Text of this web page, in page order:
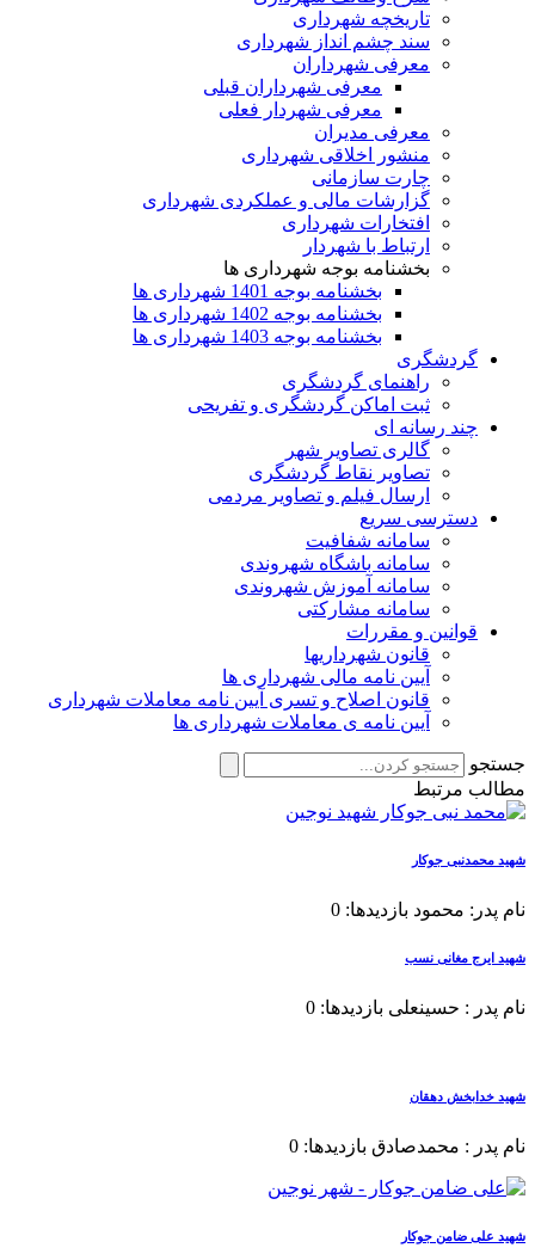
تاریخچه شهرداری
سند چشم انداز شهرداری
معرفی شهرداران
معرفی شهرداران قبلی
معرفی شهردار فعلی
معرفی مدیران
منشور اخلاقی شهرداری
چارت سازمانی
گزارشات مالی و عملکردی شهرداری
افتخارات شهرداری
ارتباط با شهردار
بخشنامه بوجه شهرداری ها
بخشنامه بوجه 1401 شهرداری ها
بخشنامه بوجه 1402 شهرداری ها
بخشنامه بوجه 1403 شهرداری ها
گردشگری
راهنمای گردشگری
ثبت اماکن گردشگری و تفریحی
چند رسانه ای
گالری تصاویر شهر
تصاویر نقاط گردشگری
ارسال فیلم و تصاویر مردمی
دسترسی سریع
سامانه شفافیت
سامانه باشگاه شهروندی
سامانه آموزش شهروندی
سامانه مشارکتی
قوانین و مقررات
قانون شهرداریها
آیین نامه مالی شهرداری ها
قانون اصلاح و تسری آیین نامه معاملات شهرداری
آیین نامه ی معاملات شهرداری ها
جستجو
مطالب مرتبط
شهید محمدنبی جوکار
نام پدر: محمود بازدیدها: 0
شهید ایرج مغانی نسب
نام پدر : حسینعلی بازدیدها: 0
شهید خدابخش دهقان
نام پدر : محمدصادق بازدیدها: 0
شهید علی ضامن جوکار